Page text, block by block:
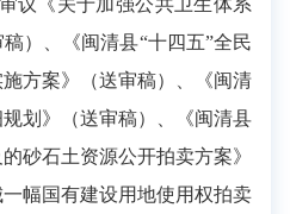
议《关于加强公共卫生体系
）、《闽清县“十四五”全民
方案》（送审稿）、《闽清
划》（送审稿）、《闽清县
砂石土资源公开拍卖方案》
一幅国有建设用地使用权拍卖